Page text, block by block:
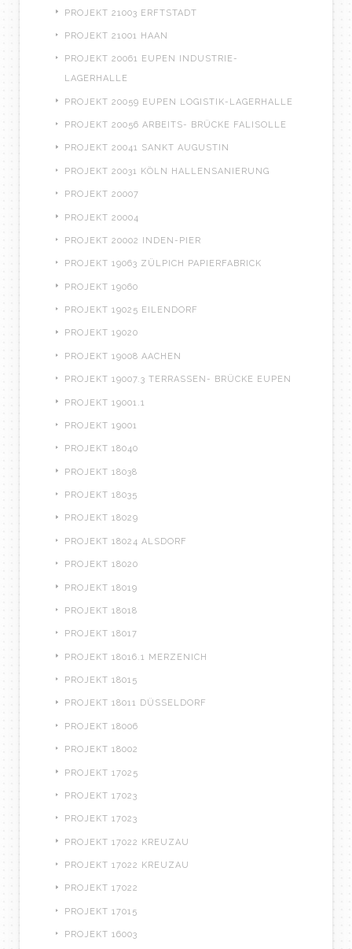
PROJEKT 21003 ERFTSTADT
PROJEKT 21001 HAAN
PROJEKT 20061 EUPEN INDUSTRIE-
LAGERHALLE
PROJEKT 20059 EUPEN LOGISTIK-LAGERHALLE
PROJEKT 20056 ARBEITS- BRÜCKE FALISOLLE
PROJEKT 20041 SANKT AUGUSTIN
PROJEKT 20031 KÖLN HALLENSANIERUNG
PROJEKT 20007
PROJEKT 20004
PROJEKT 20002 INDEN-PIER
PROJEKT 19063 ZÜLPICH PAPIERFABRICK
PROJEKT 19060
PROJEKT 19025 EILENDORF
PROJEKT 19020
PROJEKT 19008 AACHEN
PROJEKT 19007.3 TERRASSEN- BRÜCKE EUPEN
PROJEKT 19001.1
PROJEKT 19001
PROJEKT 18040
PROJEKT 18038
PROJEKT 18035
PROJEKT 18029
PROJEKT 18024 ALSDORF
PROJEKT 18020
PROJEKT 18019
PROJEKT 18018
PROJEKT 18017
PROJEKT 18016.1 MERZENICH
PROJEKT 18015
PROJEKT 18011 DÜSSELDORF
PROJEKT 18006
PROJEKT 18002
PROJEKT 17025
PROJEKT 17023
PROJEKT 17023
PROJEKT 17022 KREUZAU
PROJEKT 17022 KREUZAU
PROJEKT 17022
PROJEKT 17015
PROJEKT 16003